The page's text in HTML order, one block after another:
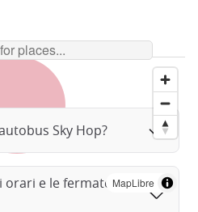
MapLibre
Sky Hop?
orari e le fermate degli